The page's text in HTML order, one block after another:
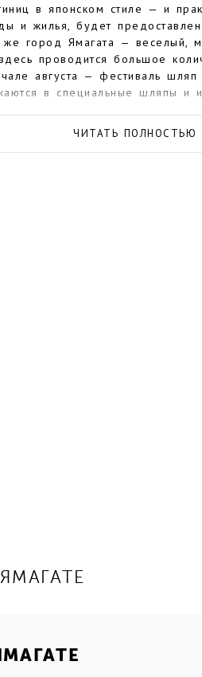
в японском стиле — и
и жилья, будет
же город Ямагата — веселый,
проводится большое
августа — фестиваль
в специальные шляпы и
стоит
к конце IX века:
ЧИТАТЬ ПОЛНОСТЬЮ